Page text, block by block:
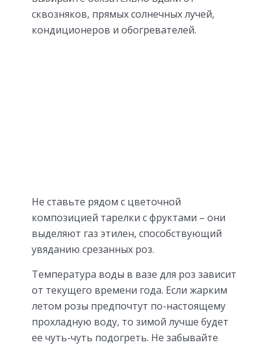
сквозняков, прямых солнечных лучей,
кондиционеров и обогревателей.
Не ставьте рядом с цветочной
композицией тарелки с фруктами – они
выделяют газ этилен, способствующий
увяданию срезанных роз.
Температура воды в вазе для роз зависит
от текущего времени года. Если жарким
летом розы предпочтут по-настоящему
прохладную воду, то зимой лучше будет
ее чуть-чуть подогреть. Не забывайте